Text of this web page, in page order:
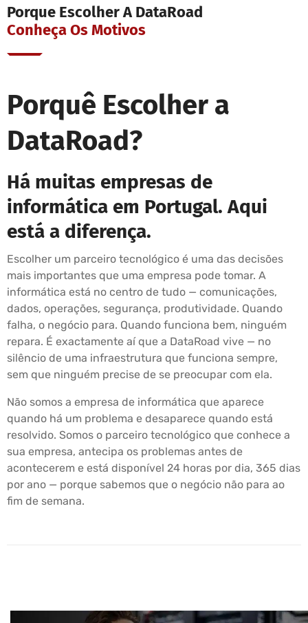
Porque Escolher A DataRoad
Conheça Os Motivos
Porquê Escolher a
DataRoad?
Há muitas empresas de
informática em Portugal. Aqui
está a diferença.
Escolher um parceiro tecnológico é uma das decisões
mais importantes que uma empresa pode tomar. A
informática está no centro de tudo — comunicações,
dados, operações, segurança, produtividade. Quando
falha, o negócio para. Quando funciona bem, ninguém
repara. É exactamente aí que a DataRoad vive — no
silêncio de uma infraestrutura que funciona sempre,
sem que ninguém precise de se preocupar com ela.
Não somos a empresa de informática que aparece
quando há um problema e desaparece quando está
resolvido. Somos o parceiro tecnológico que conhece a
sua empresa, antecipa os problemas antes de
acontecerem e está disponível 24 horas por dia, 365 dias
por ano — porque sabemos que o negócio não para ao
fim de semana.